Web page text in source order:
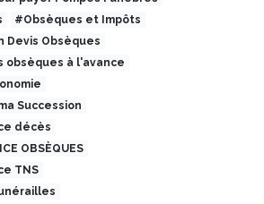
#Obsèques et Impôts
Devis Obsèques
obsèques à l'avance
Succession
décès
OBSÈQUES
TNS